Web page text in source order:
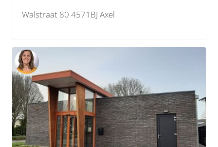
Walstraat 80 4571BJ Axel